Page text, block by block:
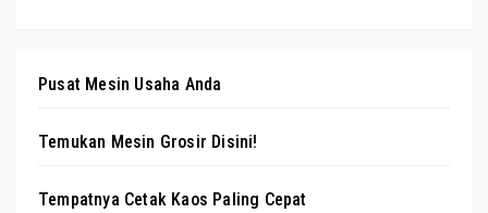
Pusat Mesin Usaha Anda
Temukan Mesin Grosir Disini!
Tempatnya Cetak Kaos Paling Cepat